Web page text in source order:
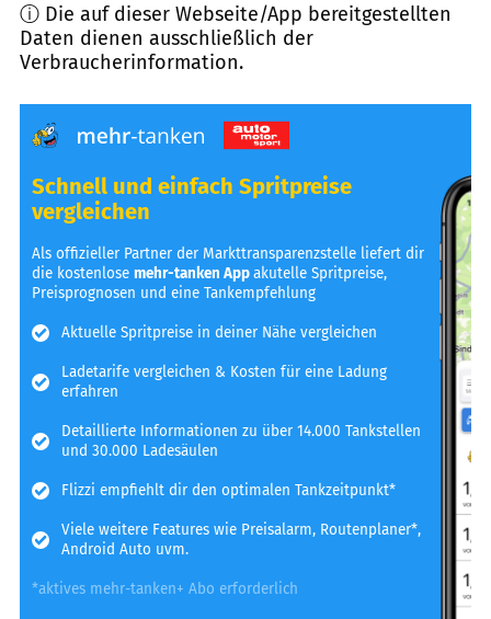
ⓘ Die auf dieser Webseite/App bereitgestellten
Daten dienen ausschließlich der
Verbraucherinformation.
Schnell und einfach Spritpreise
vergleichen
Als offizieller Partner der Markttransparenzstelle liefert dir
die kostenlosemehr-tanken Appakutelle Spritpreise,
Preisprognosen und eine Tankempfehlung
Aktuelle Spritpreise in deiner Nähe vergleichen
Ladetarife vergleichen & Kosten für eine Ladung
erfahren
Detaillierte Informationen zu über 14.000 Tankstellen
und 30.000 Ladesäulen
Flizzi empfiehlt dir den optimalen Tankzeitpunkt*
Viele weitere Features wie Preisalarm, Routenplaner*,
Android Auto uvm.
*aktives mehr-tanken+ Abo erforderlich